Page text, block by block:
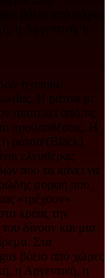
η οποία
Η ράτσα με
αποτελεί από τις
προϋποθέσεις. Η
η ράτσα (Black)
ελευθέρας
που τα κάνει να
μορφή που
«τρέχουν»
κρέας την
δίνουν και μια
Στα
βόειο από χώρες
η Αργεντινή, η